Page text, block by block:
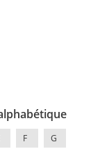
F G